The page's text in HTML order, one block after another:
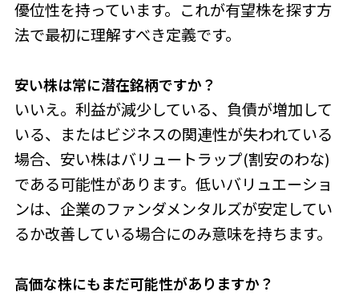
優位性を持っています。これが有望株を探す方
法で最初に理解すべき定義です。
安い株は常に潜在銘柄ですか？
いいえ。利益が減少している、負債が増加して
いる、またはビジネスの関連性が失われている
場合、安い株はバリュートラップ(割安のわな)
である可能性があります。低いバリュエーショ
ンは、企業のファンダメンタルズが安定してい
るか改善している場合にのみ意味を持ちます。
高価な株にもまだ可能性がありますか？